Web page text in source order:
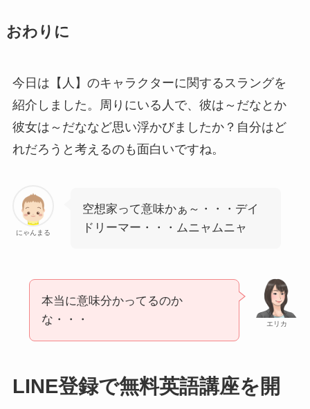
おわりに
今日は【人】のキャラクターに関するスラングを
紹介しました。周りにいる人で、彼は～だなとか
彼女は～だななど思い浮かびましたか？自分はど
れだろうと考えるのも面白いですね。
にゃんまる
空想家って意味かぁ～・・・デイ
ドリーマー・・・ムニャムニャ
エリカ
本当に意味分かってるのか
な・・・
LINE登録で無料英語講座を開